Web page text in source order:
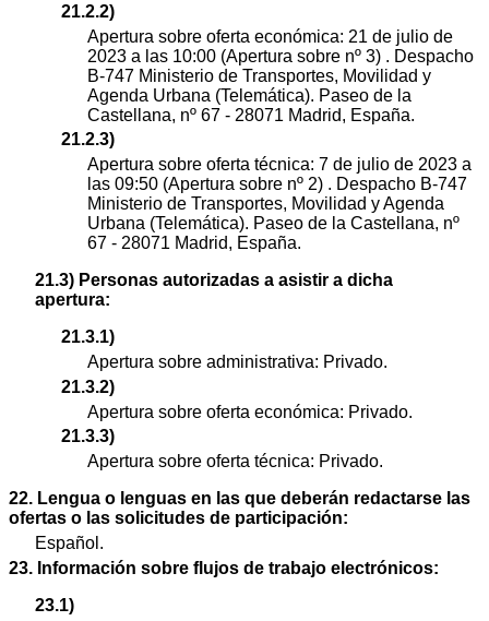
21.2.2)
Apertura sobre oferta económica: 21 de julio de
2023 a las 10:00 (Apertura sobre nº 3) . Despacho
B-747 Ministerio de Transportes, Movilidad y
Agenda Urbana (Telemática). Paseo de la
Castellana, nº 67 - 28071 Madrid, España.
21.2.3)
Apertura sobre oferta técnica: 7 de julio de 2023 a
las 09:50 (Apertura sobre nº 2) . Despacho B-747
Ministerio de Transportes, Movilidad y Agenda
Urbana (Telemática). Paseo de la Castellana, nº
67 - 28071 Madrid, España.
21.3) Personas autorizadas a asistir a dicha
apertura:
21.3.1)
Apertura sobre administrativa: Privado.
21.3.2)
Apertura sobre oferta económica: Privado.
21.3.3)
Apertura sobre oferta técnica: Privado.
22. Lengua o lenguas en las que deberán redactarse las
ofertas o las solicitudes de participación:
Español.
23. Información sobre flujos de trabajo electrónicos:
23.1)